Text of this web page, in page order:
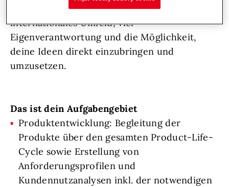
den Markt. Bei uns erwartet dich ein
internationales Umfeld, viel
Eigenverantwortung und die Möglichkeit,
deine Ideen direkt einzubringen und
umzusetzen.
Das ist dein Aufgabengebiet
Produktentwicklung: Begleitung der
Produkte über den gesamten Product-Life-
Cycle sowie Erstellung von
Anforderungsprofilen und
Kundennutzanalysen inkl. der notwendigen